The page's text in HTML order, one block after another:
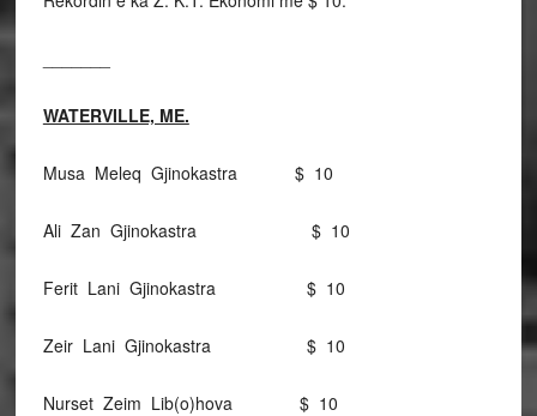
WATERVILLE, ME.
Musa Meleq Gjinokastra $ 10
Ali Zan Gjinokastra $ 10
Ferit Lani Gjinokastra $ 10
Zeir Lani Gjinokastra $ 10
Nurset Zeim Lib(o)hova $ 10